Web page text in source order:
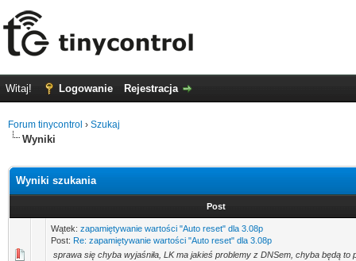
Witaj! Logowanie Rejestracja
Forum tinycontrol › Szukaj
Wyniki
Wyniki szukania
Post
Wątek: zapamiętywanie wartości "Auto reset" dla 3.08p
Post: Re: zapamiętywanie wartości "Auto reset" dla 3.08p
sprawa się chyba wyjaśniła, LK ma jakieś problemy z DNSem, chyba będą to